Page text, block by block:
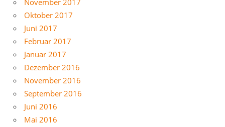
November 2017
Oktober 2017
Juni 2017
Februar 2017
Januar 2017
Dezember 2016
November 2016
September 2016
Juni 2016
Mai 2016